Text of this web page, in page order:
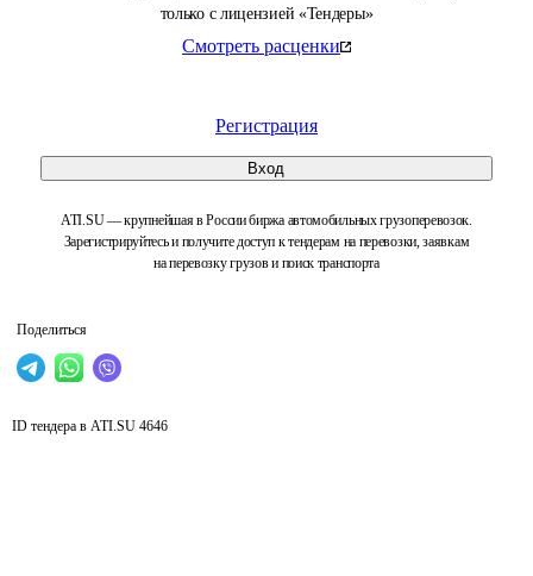
только с лицензией «Тендеры»
Смотреть расценки
Регистрация
Вход
ATI.SU — крупнейшая в России биржа автомобильных грузоперевозок.
Зарегистрируйтесь и получите доступ к тендерам на перевозки, заявкам
на перевозку грузов и поиск транспорта
Поделиться
ID тендера в ATI.SU 4646